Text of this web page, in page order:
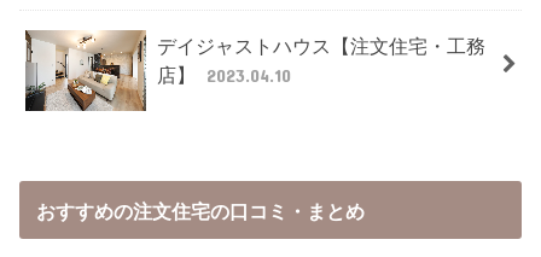
デイジャストハウス【注文住宅・工務
店】
2023.04.10
おすすめの注文住宅の口コミ・まとめ